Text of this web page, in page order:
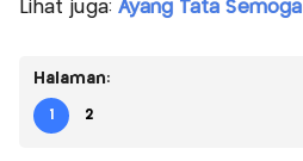
Lihat juga: Ayang Tata
Halaman:
1 2